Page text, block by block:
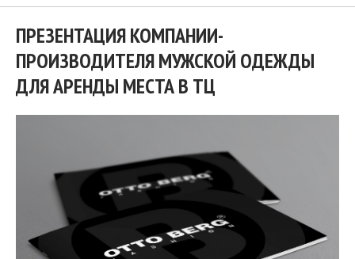
ПРЕЗЕНТАЦИЯ КОМПАНИИ-
ПРОИЗВОДИТЕЛЯ МУЖСКОЙ ОДЕЖДЫ
ДЛЯ АРЕНДЫ МЕСТА В ТЦ